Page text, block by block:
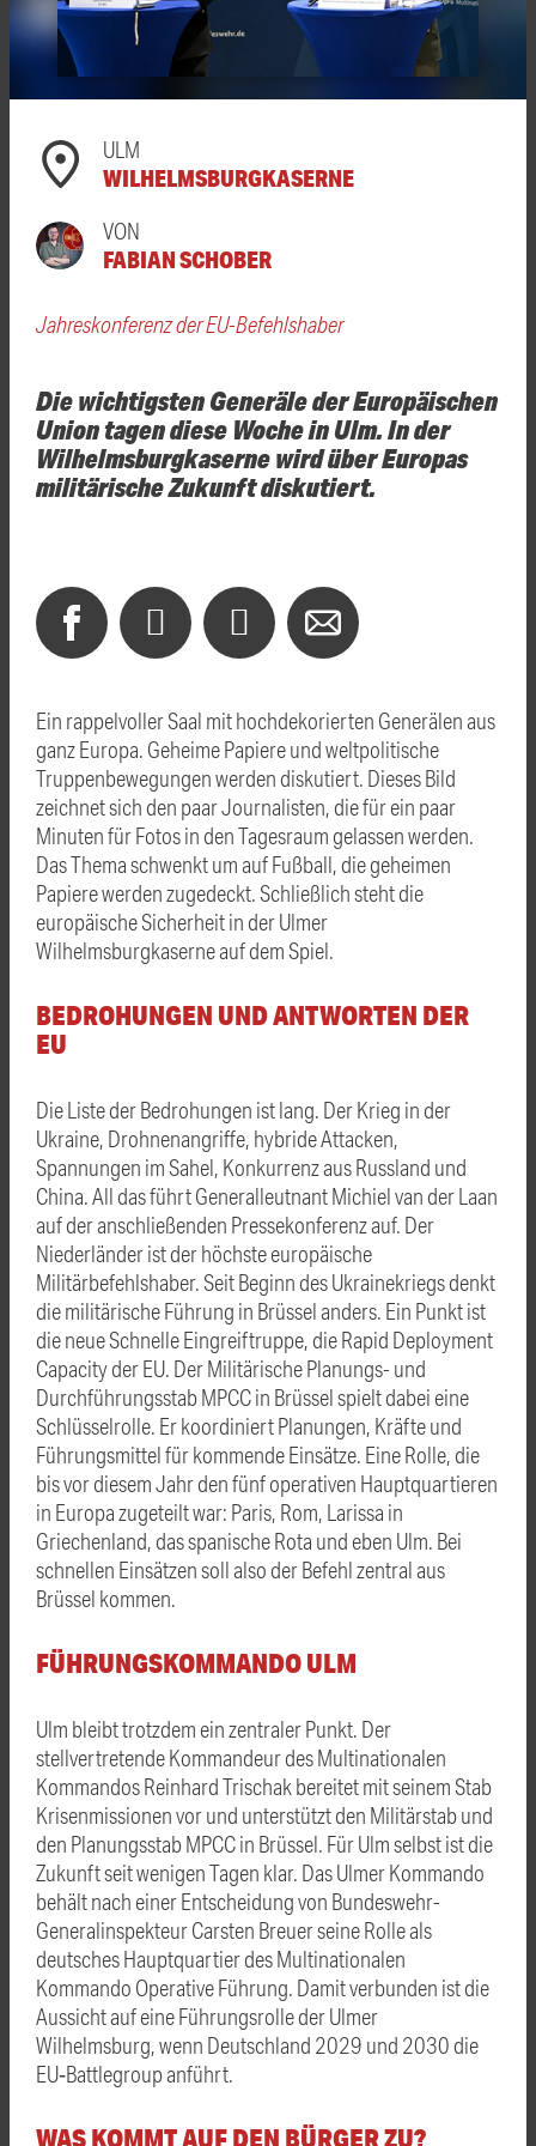
ULM
WILHELMSBURGKASERNE
VON
FABIAN SCHOBER
Jahreskonferenz der EU-Befehlshaber
Die wichtigsten Generäle der Europäischen
Union tagen diese Woche in Ulm. In der
Wilhelmsburgkaserne wird über Europas
militärische Zukunft diskutiert.
Ein rappelvoller Saal mit hochdekorierten Generälen aus
ganz Europa. Geheime Papiere und weltpolitische
Truppenbewegungen werden diskutiert. Dieses Bild
zeichnet sich den paar Journalisten, die für ein paar
Minuten für Fotos in den Tagesraum gelassen werden.
Das Thema schwenkt um auf Fußball, die geheimen
Papiere werden zugedeckt. Schließlich steht die
europäische Sicherheit in der Ulmer
Wilhelmsburgkaserne auf dem Spiel.
BEDROHUNGEN UND ANTWORTEN DER
EU
Die Liste der Bedrohungen ist lang. Der Krieg in der
Ukraine, Drohnenangriffe, hybride Attacken,
Spannungen im Sahel, Konkurrenz aus Russland und
China. All das führt Generalleutnant Michiel van der Laan
auf der anschließenden Pressekonferenz auf. Der
Niederländer ist der höchste europäische
Militärbefehlshaber. Seit Beginn des Ukrainekriegs denkt
die militärische Führung in Brüssel anders. Ein Punkt ist
die neue Schnelle Eingreiftruppe, die Rapid Deployment
Capacity der EU. Der Militärische Planungs- und
Durchführungsstab MPCC in Brüssel spielt dabei eine
Schlüsselrolle. Er koordiniert Planungen, Kräfte und
Führungsmittel für kommende Einsätze. Eine Rolle, die
bis vor diesem Jahr den fünf operativen Hauptquartieren
in Europa zugeteilt war: Paris, Rom, Larissa in
Griechenland, das spanische Rota und eben Ulm. Bei
schnellen Einsätzen soll also der Befehl zentral aus
Brüssel kommen.
FÜHRUNGSKOMMANDO ULM
Ulm bleibt trotzdem ein zentraler Punkt. Der
stellvertretende Kommandeur des Multinationalen
Kommandos Reinhard Trischak bereitet mit seinem Stab
Krisenmissionen vor und unterstützt den Militärstab und
den Planungsstab MPCC in Brüssel. Für Ulm selbst ist die
Zukunft seit wenigen Tagen klar. Das Ulmer Kommando
behält nach einer Entscheidung von Bundeswehr-
Generalinspekteur Carsten Breuer seine Rolle als
deutsches Hauptquartier des Multinationalen
Kommando Operative Führung. Damit verbunden ist die
Aussicht auf eine Führungsrolle der Ulmer
Wilhelmsburg, wenn Deutschland 2029 und 2030 die
EU‑Battlegroup anführt.
WAS KOMMT AUF DEN BÜRGER ZU?